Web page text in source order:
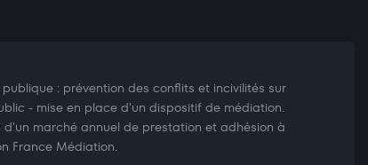
publique : prévention des conflits et incivilités sur
- mise en place d'un dispositif de médiation.
d'un marché annuel de prestation et adhésion à
France Médiation.